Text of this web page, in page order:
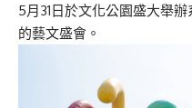
5月31日於文化公園盛大舉
的藝文盛會。